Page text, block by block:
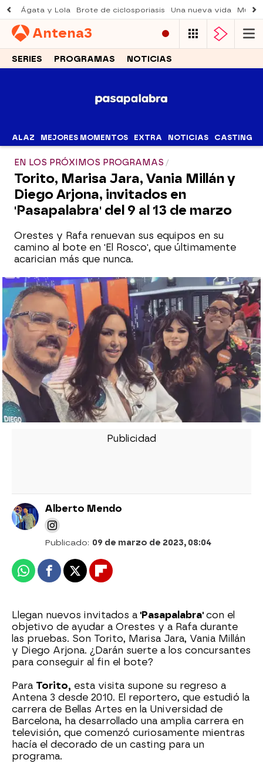
Ágata y Lola Brote de ciclosporiasis Una nueva vida
Antena3
SERIES PROGRAMAS NOTICIAS
ALAZ MEJORES MOMENTOS EXTRA NOTICIAS CASTING
EN LOS PRÓXIMOS PROGRAMAS
Torito, Marisa Jara, Vania Millán y
Diego Arjona, invitados en
'Pasapalabra' del 9 al 13 de marzo
Orestes y Rafa renuevan sus equipos en su
camino al bote en 'El Rosco', que últimamente
acarician más que nunca.
Alberto Mendo
Publicado: 09 de marzo de 2023, 08:04
WhatsappFacebook
X Flipboard
Llegan nuevos invitados a 'Pasapalabra' con el
objetivo de ayudar a Orestes y a Rafa durante
las pruebas. Son Torito, Marisa Jara, Vania Millán
y Diego Arjona. ¿Darán suerte a los concursantes
para conseguir al fin el bote?
Para Torito, esta visita supone su regreso a
Antena 3 desde 2010. El reportero, que estudió la
carrera de Bellas Artes en la Universidad de
Barcelona, ha desarrollado una amplia carrera en
televisión, que comenzó curiosamente mientras
hacía el decorado de un casting para un
programa.